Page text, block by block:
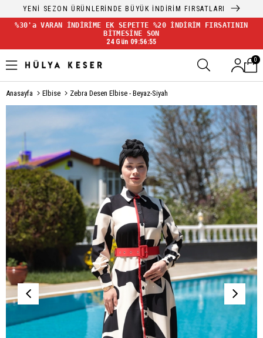
YENİ SEZON ÜRÜNLERİNDE BÜYÜK İNDİRİM FIRSATLARI
%30'a VARAN İNDİRİME EK SEPETTE %20 İNDİRİM FIRSATININ
BİTMESİNE SON
24 Gün 09:56:55
0
Anasayfa Elbise Zebra Desen Elbise - Beyaz-Siyah